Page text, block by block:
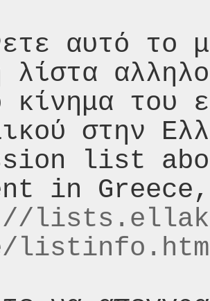
αυτό το
λίστα
κίνημα του
στην
list